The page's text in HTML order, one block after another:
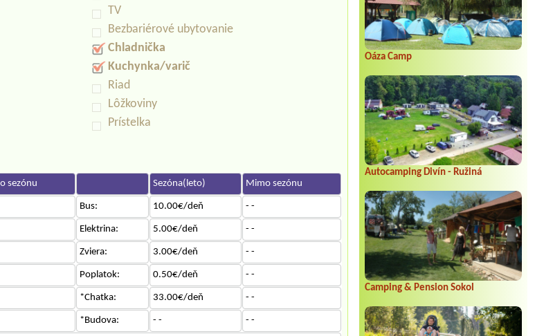
Oáza Camp
Autocamping Divín - Ružiná
Camping & Pension Sokol
TV
Bezbariérové ubytovanie
Chladnička
Kuchynka/varič
Riad
Lôžkoviny
Prístelka
sezónu Sezóna(leto) Mimo sezónu
Bus: 10.00€/deň - -
Elektrina: 5.00€/deň - -
Zviera: 3.00€/deň - -
Poplatok: 0.50€/deň - -
*Chatka: 33.00€/deň - -
*Budova: - - - -